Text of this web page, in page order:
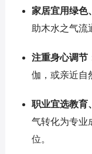
家居宜用绿色
助木水之气流
注重身心调节
伽，或亲近自
职业宜选教育
气转化为专业
位。